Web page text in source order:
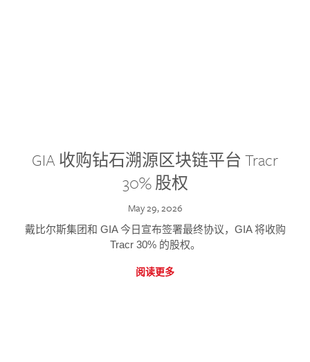
GIA 收购钻石溯源区块链平台 Tracr
30% 股权
May 29, 2026
戴比尔斯集团和 GIA 今日宣布签署最终协议，GIA 将收购
Tracr 30% 的股权。
阅读更多